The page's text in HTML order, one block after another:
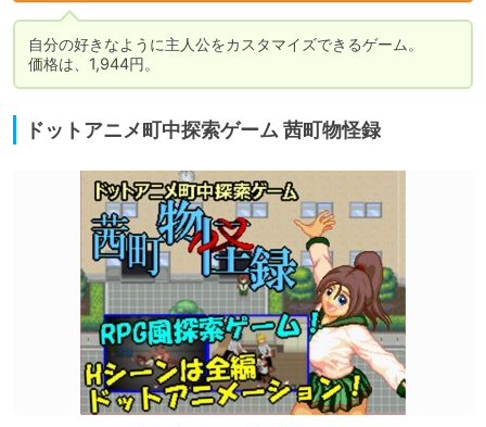
自分の好きなように主人公をカスタマイズできるゲーム。
価格は、1,944円。
ドットアニメ町中探索ゲーム 茜町物怪録